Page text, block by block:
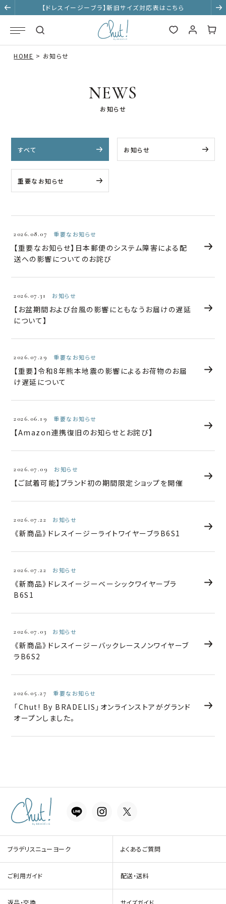
【ドレスイージーブラ】新旧サイズ対応表はこちら
HOME お知らせ
NEWS
お知らせ
すべて お知らせ
重要なお知らせ
2026.08.07 重要なお知らせ
【重要なお知らせ】日本郵便のシステム障害による配
送への影響についてのお詫び
2026.07.31 お知らせ
【お盆期間および台風の影響にともなうお届けの遅延
について】
2026.07.29 重要なお知らせ
【重要】令和8年熊本地震の影響によるお荷物のお届
け遅延について
2026.06.19 重要なお知らせ
【Amazon連携復旧のお知らせとお詫び】
2026.07.09 お知らせ
【ご試着可能】ブランド初の期間限定ショップを開催
2026.07.22 お知らせ
《新商品》ドレスイージーライトワイヤーブラB6S1
2026.07.22 お知らせ
《新商品》ドレスイージーベーシックワイヤーブラ
B6S1
2026.07.03 お知らせ
《新商品》ドレスイージーバックレースノンワイヤーブ
ラB6S2
2026.05.27 重要なお知らせ
「Chut! By BRADELIS」オンラインストアがグランド
オープンしました。
ブラデリスニューヨーク よくあるご質問
ご利用ガイド 配送・送料
返品・交換 サイズガイド